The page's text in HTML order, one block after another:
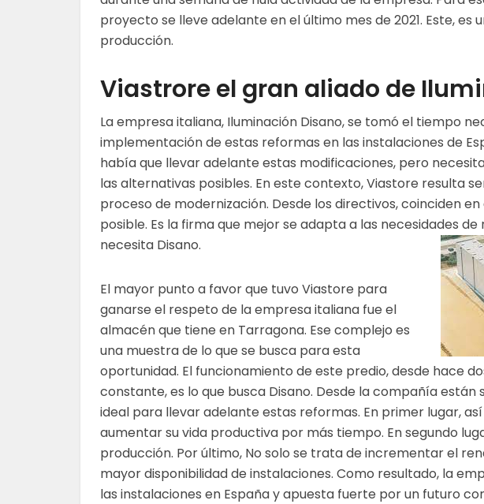
proyecto se lleve adelante en el último mes de 2021. Este, es
producción.
Viastrore el gran aliado de
La empresa italiana, Iluminación Disano, se tomó el tiempo
implementación de estas reformas en las instalaciones de
había que llevar adelante estas modificaciones, pero
las alternativas posibles. En este contexto, Viastore resulta
proceso de modernización. Desde los directivos, coinciden
posible. Es la firma que mejor se adapta a las necesidades
necesita Disano.
El mayor punto a favor que tuvo Viastore para
ganarse el respeto de la empresa italiana fue el
almacén que tiene en Tarragona. Ese complejo es
una muestra de lo que se busca para esta
oportunidad. El funcionamiento de este predio, desde hace
constante, es lo que busca Disano. Desde la compañía están
ideal para llevar adelante estas reformas. En primer lugar,
aumentar su vida productiva por más tiempo. En segundo
producción. Por último, No solo se trata de incrementar el
mayor disponibilidad de instalaciones. Como resultado, la
las instalaciones en España y apuesta fuerte por un futuro